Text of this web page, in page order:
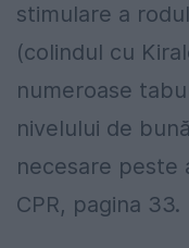
stimulare a
(colindul cu
numeroase
nivelului de
necesare
CPR, pagina 33.